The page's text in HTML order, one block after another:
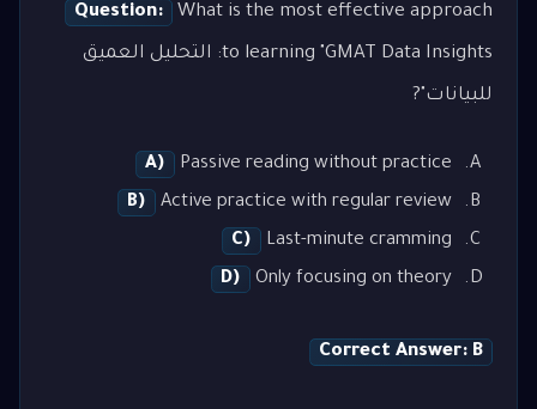
Question: What is the most effective approach
to learning "GMAT Data Insights: التحليل العميق
للبيانات"?
A)
Passive reading without practice
B)
Active practice with regular review
C)
Last-minute cramming
D)
Only focusing on theory
Correct Answer: B